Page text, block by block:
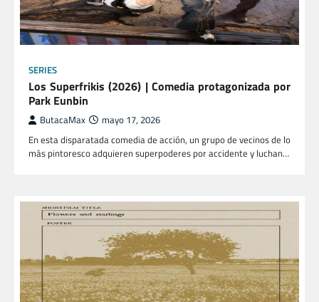
SERIES
Los Superfrikis (2026) | Comedia protagonizada por
Park Eunbin
ButacaMax mayo 17, 2026
En esta disparatada comedia de acción, un grupo de vecinos de lo
más pintoresco adquieren superpoderes por accidente y luchan…